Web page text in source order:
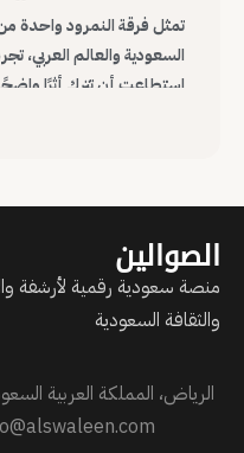
تمثل فرقة النمرود واحدة
السعودية والعالم العربي،
استطاعت أن تترك أثرًا
وتؤكد أن الموسيقى،
الصوالين
منصة سعودية رقمية لأرشفة
والثقافة السعودية
الرياض، المملكة العربية